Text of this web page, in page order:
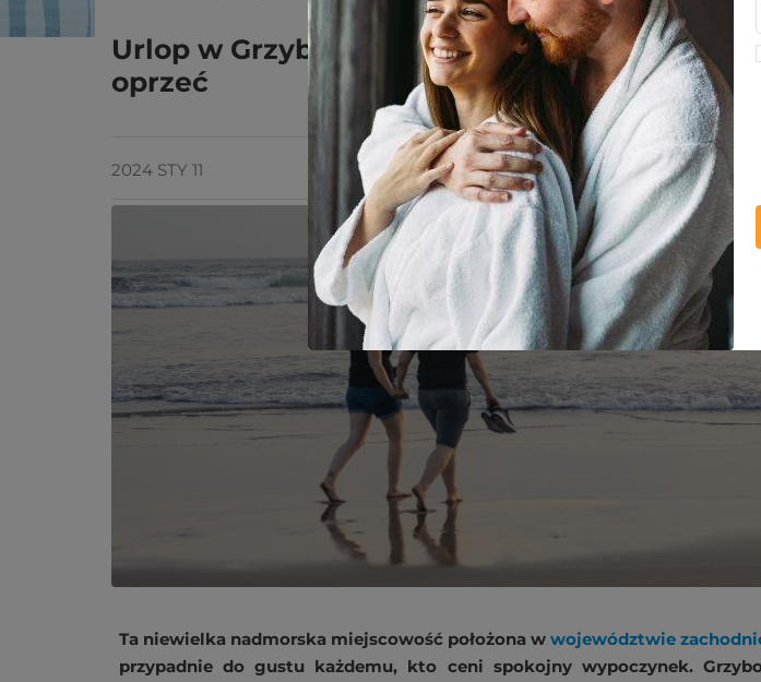
Urlop w Grzybowie - atrakcje, którym nie
oprzeć
2024 STY 11 Udostępnij
Ta niewielka nadmorska miejscowość położona w województwie
przypadnie do gustu każdemu, kto ceni spokojny wypoczynek.